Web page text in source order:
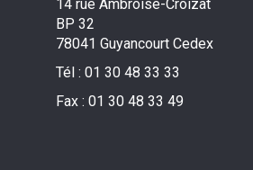
14 rue Ambroise-Croizat
BP 32
78041 Guyancourt Cedex
Tél : 01 30 48 33 33
Fax : 01 30 48 33 49